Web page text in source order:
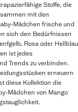
Stoffe, die
mit den
Mädchen frische und
sich den Bedürfnissen
Rosa oder Hellblau
ist jedes
Trends zu verbinden.
erneuern
diese Kollektion die
Mädchen von Mango